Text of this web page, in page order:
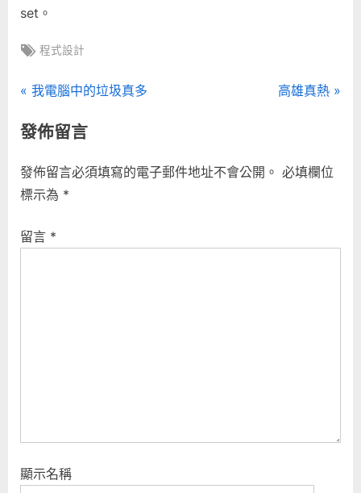
set。
Tags:
程式設計
文
章
導
覽
P
e
i
o
s
我電腦中的垃圾真多
N
P
t
高雄真熱
發佈留言
發佈留言必須填寫的電子郵件地址不會公開。 必填欄位
標示為 *
留言 *
顯示名稱